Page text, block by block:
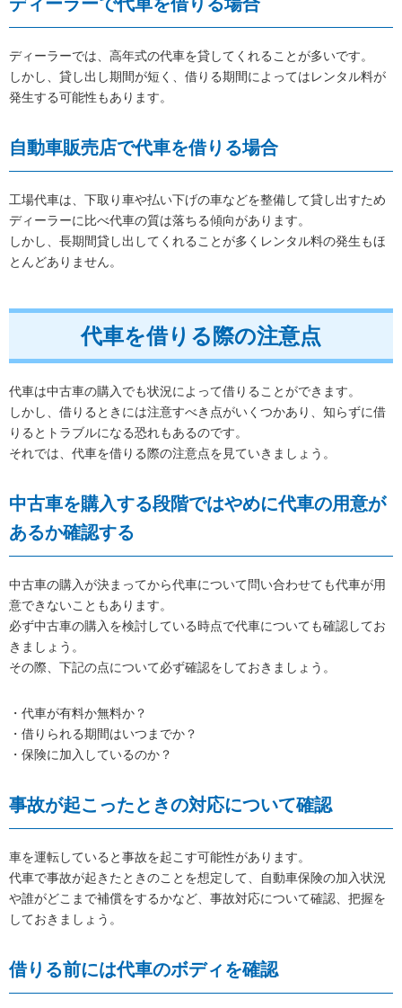
ディーラーで代車を借りる場合
ディーラーでは、高年式の代車を貸してくれることが多いです。
しかし、貸し出し期間が短く、借りる期間によってはレンタル料が
発生する可能性もあります。
自動車販売店で代車を借りる場合
工場代車は、下取り車や払い下げの車などを整備して貸し出すため
ディーラーに比べ代車の質は落ちる傾向があります。
しかし、長期間貸し出してくれることが多くレンタル料の発生もほ
とんどありません。
代車を借りる際の注意点
代車は中古車の購入でも状況によって借りることができます。
しかし、借りるときには注意すべき点がいくつかあり、知らずに借
りるとトラブルになる恐れもあるのです。
それでは、代車を借りる際の注意点を見ていきましょう。
中古車を購入する段階ではやめに代車の用意が
あるか確認する
中古車の購入が決まってから代車について問い合わせても代車が用
意できないこともあります。
必ず中古車の購入を検討している時点で代車についても確認してお
きましょう。
その際、下記の点について必ず確認をしておきましょう。
・代車が有料か無料か？
・借りられる期間はいつまでか？
・保険に加入しているのか？
事故が起こったときの対応について確認
車を運転していると事故を起こす可能性があります。
代車で事故が起きたときのことを想定して、自動車保険の加入状況
や誰がどこまで補償をするかなど、事故対応について確認、把握を
しておきましょう。
借りる前には代車のボディを確認